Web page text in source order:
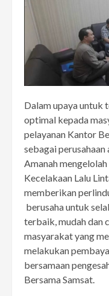
Dalam upaya untuk
optimal kepada
pelayanan Kantor
sebagai perusahaan
Amanah
Kecelakaan Lalu
memberikan
berusaha untuk
terbaik, mudah dan
masyarakat yang
melakukan
bersamaan
Bersama Samsat.